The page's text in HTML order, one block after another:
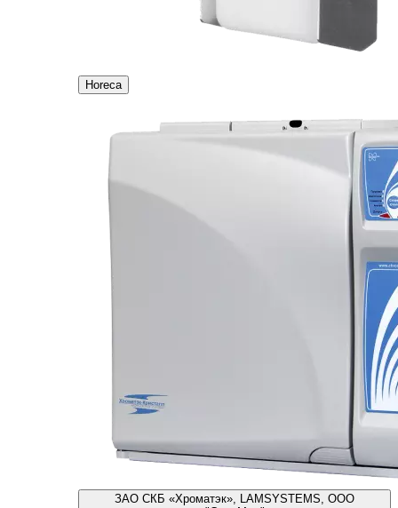
Horeca
ЗАО СКБ «Хроматэк», LAMSYSTEMS, ООО